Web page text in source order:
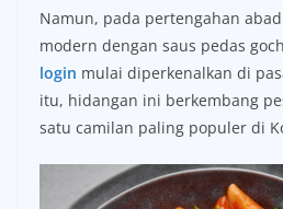
Namun, pada pertengahan
modern dengan saus pedas
login mulai diperkenalkan di
itu, hidangan ini berkembang
satu camilan paling populer di